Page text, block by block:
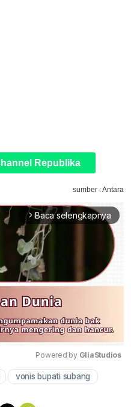
Republika
sumber : Antara
arrow_forward_ios Baca selengkapnya
Mute
Powered by GliaStudios
vonis bupati subang